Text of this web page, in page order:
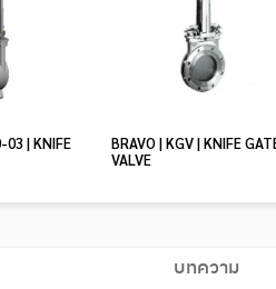
03 | KNIFE
BRAVO | KGV | KNIFE
VALVE
บทความ